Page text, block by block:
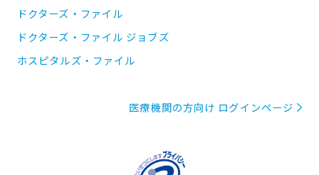
ドクターズ・ファイル
ドクターズ・ファイル ジョブズ
ホスピタルズ・ファイル
医療機関の方向け ログインページ